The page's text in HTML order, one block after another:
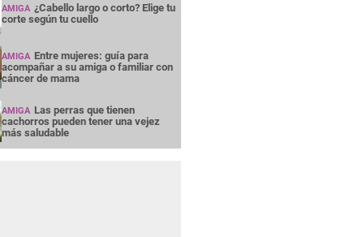
AMIGA ¿Cabello largo o corto? Elige tu
corte según tu cuello
AMIGA Entre mujeres: guía para
acompañar a su amiga o familiar con
cáncer de mama
AMIGA Las perras que tienen
cachorros pueden tener una vejez
más saludable